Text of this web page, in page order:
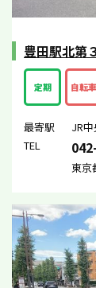
豊田駅北第
定期 自転車
最寄駅
JR
TEL
東京